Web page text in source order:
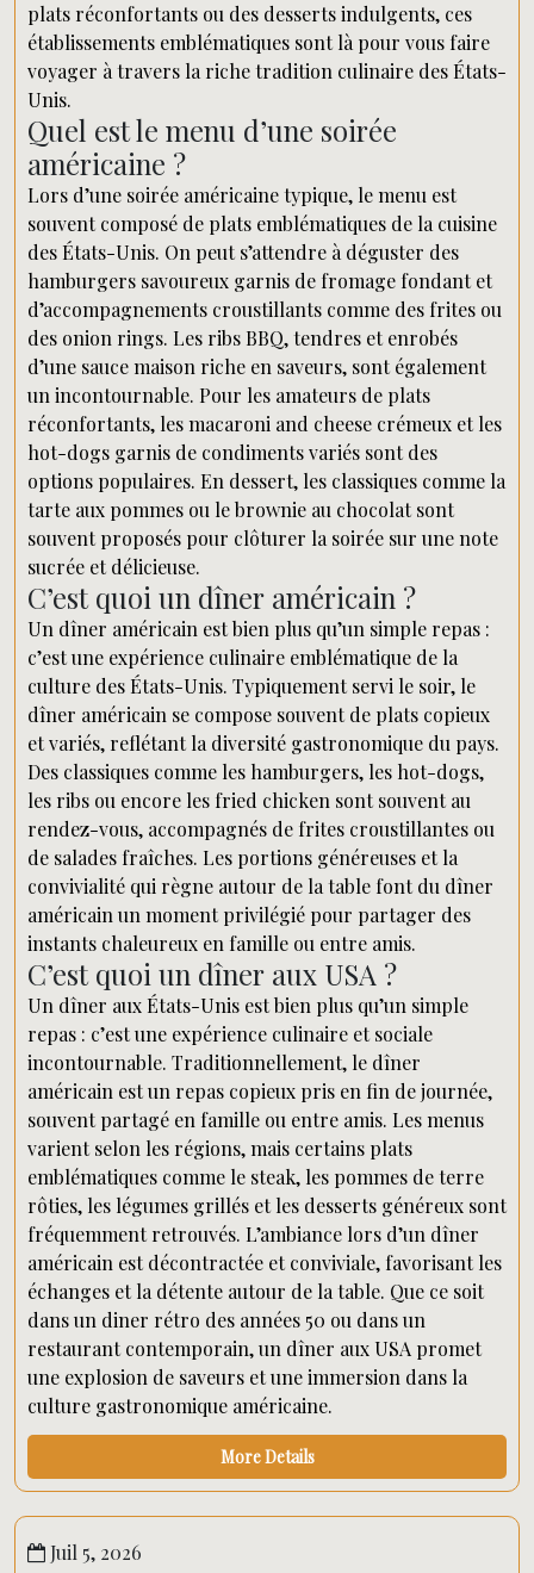
plats réconfortants ou des desserts indulgents, ces
établissements emblématiques sont là pour vous faire
voyager à travers la riche tradition culinaire des États-
Unis.
Quel est le menu d’une soirée
américaine ?
Lors d’une soirée américaine typique, le menu est
souvent composé de plats emblématiques de la cuisine
des États-Unis. On peut s’attendre à déguster des
hamburgers savoureux garnis de fromage fondant et
d’accompagnements croustillants comme des frites ou
des onion rings. Les ribs BBQ, tendres et enrobés
d’une sauce maison riche en saveurs, sont également
un incontournable. Pour les amateurs de plats
réconfortants, les macaroni and cheese crémeux et les
hot-dogs garnis de condiments variés sont des
options populaires. En dessert, les classiques comme la
tarte aux pommes ou le brownie au chocolat sont
souvent proposés pour clôturer la soirée sur une note
sucrée et délicieuse.
C’est quoi un dîner américain ?
Un dîner américain est bien plus qu’un simple repas :
c’est une expérience culinaire emblématique de la
culture des États-Unis. Typiquement servi le soir, le
dîner américain se compose souvent de plats copieux
et variés, reflétant la diversité gastronomique du pays.
Des classiques comme les hamburgers, les hot-dogs,
les ribs ou encore les fried chicken sont souvent au
rendez-vous, accompagnés de frites croustillantes ou
de salades fraîches. Les portions généreuses et la
convivialité qui règne autour de la table font du dîner
américain un moment privilégié pour partager des
instants chaleureux en famille ou entre amis.
C’est quoi un dîner aux USA ?
Un dîner aux États-Unis est bien plus qu’un simple
repas : c’est une expérience culinaire et sociale
incontournable. Traditionnellement, le dîner
américain est un repas copieux pris en fin de journée,
souvent partagé en famille ou entre amis. Les menus
varient selon les régions, mais certains plats
emblématiques comme le steak, les pommes de terre
rôties, les légumes grillés et les desserts généreux sont
fréquemment retrouvés. L’ambiance lors d’un dîner
américain est décontractée et conviviale, favorisant les
échanges et la détente autour de la table. Que ce soit
dans un diner rétro des années 50 ou dans un
restaurant contemporain, un dîner aux USA promet
une explosion de saveurs et une immersion dans la
culture gastronomique américaine.
More Details
Juil 5, 2026